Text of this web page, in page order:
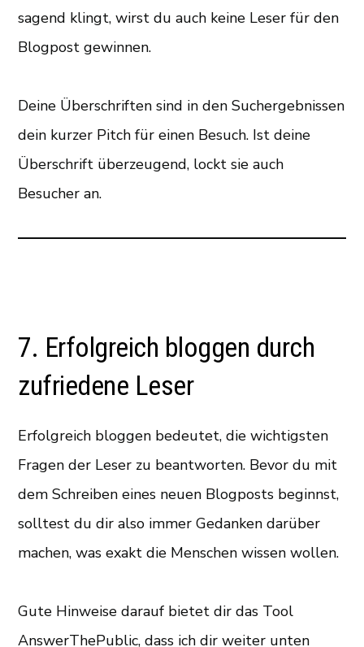
sagend klingt, wirst du auch keine Leser für den
Blogpost gewinnen.
Deine Überschriften sind in den Suchergebnissen
dein kurzer Pitch für einen Besuch. Ist deine
Überschrift überzeugend, lockt sie auch
Besucher an.
7. Erfolgreich bloggen durch
zufriedene Leser
Erfolgreich bloggen bedeutet, die wichtigsten
Fragen der Leser zu beantworten. Bevor du mit
dem Schreiben eines neuen Blogposts beginnst,
solltest du dir also immer Gedanken darüber
machen, was exakt die Menschen wissen wollen.
Gute Hinweise darauf bietet dir das Tool
AnswerThePublic, dass ich dir weiter unten